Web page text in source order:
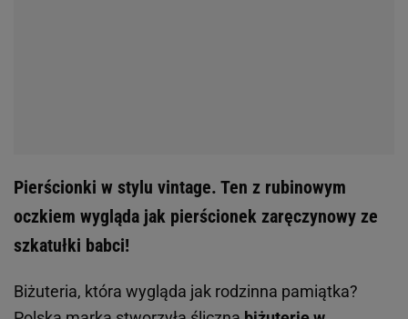
Pierścionki w stylu vintage. Ten z rubinowym
oczkiem wygląda jak pierścionek zaręczynowy ze
szkatułki babci!
Biżuteria, która wygląda jak rodzinna pamiątka?